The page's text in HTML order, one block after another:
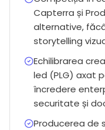
Capterra și
alternative,
storytelling
Echilibrarea
led (PLG) axat
încredere
securitate și
Producerea de